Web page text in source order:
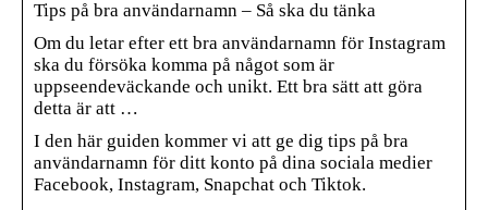
Tips på bra användarnamn – Så ska du tänka
Om du letar efter ett bra användarnamn för Instagram
ska du försöka komma på något som är
uppseendeväckande och unikt. Ett bra sätt att göra
detta är att …
I den här guiden kommer vi att ge dig tips på bra
användarnamn för ditt konto på dina sociala medier
Facebook, Instagram, Snapchat och Tiktok.